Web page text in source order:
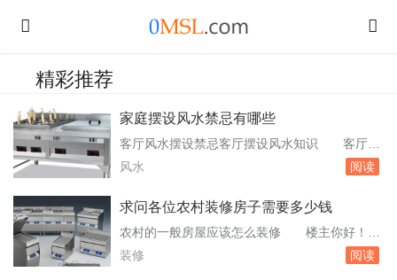
精彩推荐
家庭摆设风水禁忌有哪些
客厅风水摆设禁忌客厅摆设风水知识 客厅属
于我们家庭比较重要的位置，为此很多人都比较
可以突出主人的品味。为此很多人都是比较注重
意什么问题，有哪些禁忌。那么小编就来介绍一
下有关于客厅风水摆设禁忌？客厅摆设风水知
风水 阅读
求问各位农村装修房子需要多少钱
农村的一般房屋应该怎么装修 楼主你好！一
般农村装修主要是以客厅和主卧室为主！客厅装
装修 阅读